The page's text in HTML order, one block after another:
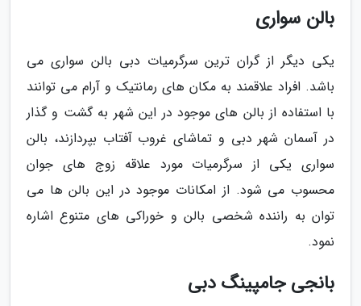
بالن سواری
یکی دیگر از گران ترین سرگرمیات دبی بالن سواری می
باشد. افراد علاقمند به مکان های رمانتیک و آرام می توانند
با استفاده از بالن های موجود در این شهر به گشت و گذار
در آسمان شهر دبی و تماشای غروب آفتاب بپردازند، بالن
سواری یکی از سرگرمیات مورد علاقه زوج های جوان
محسوب می شود. از امکانات موجود در این بالن ها می
توان به راننده شخصی بالن و خوراکی های متنوع اشاره
نمود.
بانجی جامپینگ دبی